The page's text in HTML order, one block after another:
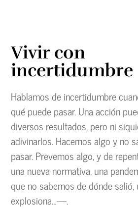
Vivir con
incertidumbre
Hablamos de incertidumbre
qué puede pasar. Una acción
diversos resultados, pero ni
adivinarlos. Hacemos algo y no
pasar. Prevemos algo, y de
una nueva normativa, una
que no sabemos de dónde
explosiona…—.